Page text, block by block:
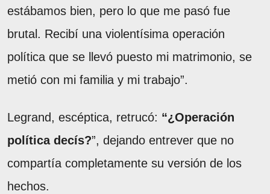
estábamos bien, pero lo que me pasó fue
brutal. Recibí una violentísima operación
política que se llevó puesto mi matrimonio, se
metió con mi familia y mi trabajo”.
Legrand, escéptica, retrucó: “¿Operación
política decís?”, dejando entrever que no
compartía completamente su versión de los
hechos.